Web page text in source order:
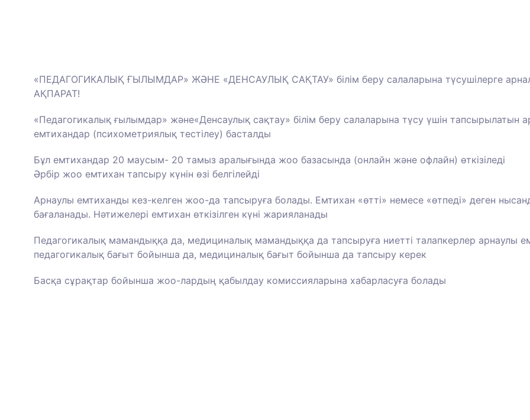
«ПЕДАГОГИКАЛЫҚ ҒЫЛЫМДАР» ЖӘНЕ «ДЕНСАУЛЫҚ САҚТАУ» білім беру салаларына түсушілерге
АҚПАРАТ!
«Педагогикалық ғылымдар» және«Денсаулық сақтау» білім беру салаларына түсу үшін тапсырылатын
емтихандар (психометриялық тестілеу) басталды
Бұл емтихандар 20 маусым- 20 тамыз аралығында жоо базасында (онлайн және офлайн) өткізіледі
Әрбір жоо емтихан тапсыру күнін өзі белгілейді
Арнаулы емтиханды кез-келген жоо-да тапсыруға болады. Емтихан «өтті» немесе «өтпеді» деген
бағаланады. Нәтижелері емтихан өткізілген күні жарияланады
Педагогикалық мамандыққа да, медициналық мамандыққа да тапсыруға ниетті талапкерлер арнаулы
педагогикалық бағыт бойынша да, медициналық бағыт бойынша да тапсыру керек
Басқа сұрақтар бойынша жоо-лардың қабылдау комиссияларына хабарласуға болады